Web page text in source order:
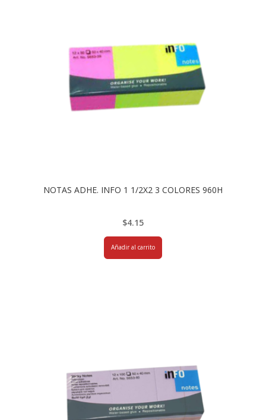
NOTAS ADHE. INFO 1 1/2X2 3 COLORES 960H
$4.15
Añadir al carrito